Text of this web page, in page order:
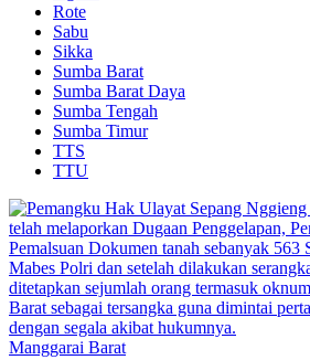
Rote
Sabu
Sikka
Sumba Barat
Sumba Barat Daya
Sumba Tengah
Sumba Timur
TTS
TTU
Manggarai Barat